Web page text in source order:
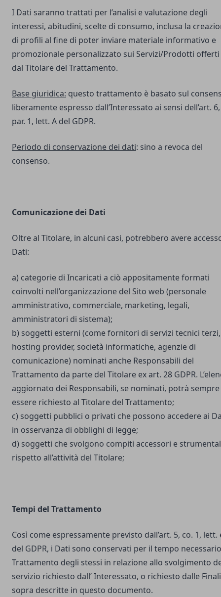
I Dati saranno trattati per l’analisi e valutazione degli
interessi, abitudini, scelte di consumo, inclusa la
di profili al fine di poter inviare materiale informativo e
promozionale personalizzato sui Servizi/Prodotti offerti
dal Titolare del Trattamento.
Base giuridica: questo trattamento è basato sul
liberamente espresso dall’Interessato ai sensi dell’art. 6,
par. 1, lett. A del GDPR.
Periodo di conservazione dei dati: sino a revoca del
consenso.
Comunicazione dei Dati
Oltre al Titolare, in alcuni casi, potrebbero avere
Dati:
a) categorie di Incaricati a ciò appositamente formati
coinvolti nell’organizzazione del Sito web (personale
amministrativo, commerciale, marketing, legali,
amministratori di sistema);
b) soggetti esterni (come fornitori di servizi tecnici terzi,
hosting provider, società informatiche, agenzie di
comunicazione) nominati anche Responsabili del
Trattamento da parte del Titolare ex art. 28 GDPR.
aggiornato dei Responsabili, se nominati, potrà sempre
essere richiesto al Titolare del Trattamento;
c) soggetti pubblici o privati che possono accedere ai
in osservanza di obblighi di legge;
d) soggetti che svolgono compiti accessori e
rispetto all’attività del Titolare;
Tempi del Trattamento
Così come espressamente previsto dall’art. 5, co. 1, lett.
del GDPR, i Dati sono conservati per il tempo
Trattamento degli stessi in relazione allo svolgimento
servizio richiesto dall’ Interessato, o richiesto dalle
sopra descritte in questo documento.